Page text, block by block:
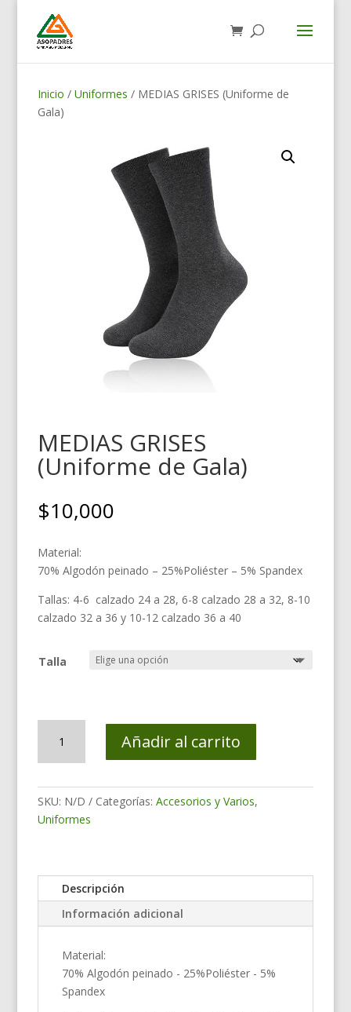
Inicio /Uniformes / MEDIAS GRISES (Uniforme de
Gala)
MEDIAS GRISES
(Uniforme de Gala)
$10,000
Material:
70% Algodón peinado – 25%Poliéster – 5% Spandex
Tallas: 4-6 calzado 24 a 28, 6-8 calzado 28 a 32, 8-10
calzado 32 a 36 y 10-12 calzado 36 a 40
Talla
GRISES
(Uniforme
Gala)
cantidad
Añadir al carrito
SKU: N/D Categorías:Accesorios y Varios,
Uniformes
Descripción
Información adicional
Material:
70% Algodón peinado - 25%Poliéster - 5%
Spandex